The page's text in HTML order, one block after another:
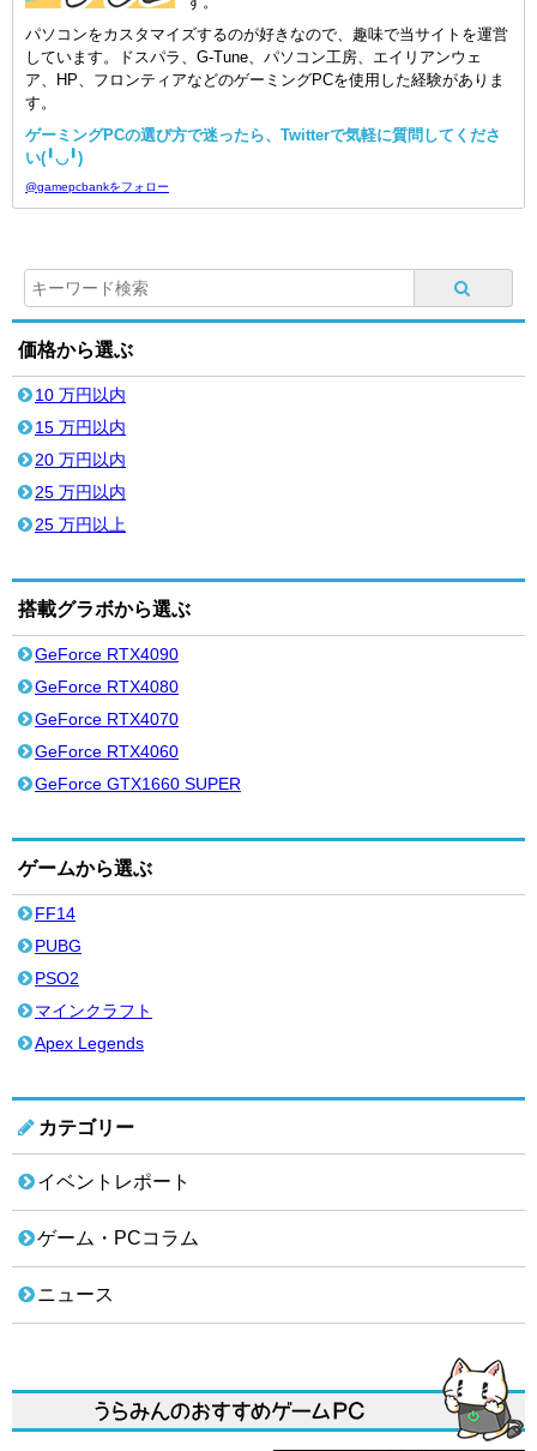
パソコンをカスタマイズするのが好きなので、趣味で当サイトを運営
しています。ドスパラ、G-Tune、パソコン工房、エイリアンウェ
ア、HP、フロンティアなどのゲーミングPCを使用した経験がありま
す。
ゲーミングPCの選び方で迷ったら、Twitterで気軽に質問してくださ
い(╹◡╹)
@gamepcbankをフォロー
カテゴリー
イベントレポート
ゲーム・PCコラム
ニュース
価格から選ぶ
10 万円以内
15 万円以内
20 万円以内
25 万円以内
25 万円以上
搭載グラボから選ぶ
GeForce RTX4090
GeForce RTX4080
GeForce RTX4070
GeForce RTX4060
GeForce GTX1660 SUPER
ゲームから選ぶ
FF14
PUBG
PSO2
マインクラフト
Apex Legends